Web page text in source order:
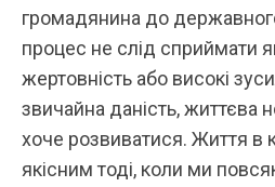
громадянина до
процес не слід сприймати
жертовність або високі
звичайна даність, життєва
хоче розвиватися. Життя в
якісним тоді, коли ми